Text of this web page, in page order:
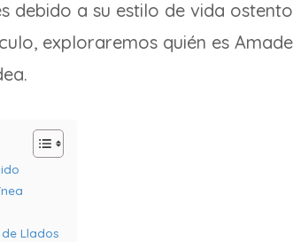
debido a su estilo de vida
exploraremos quién es
Llados